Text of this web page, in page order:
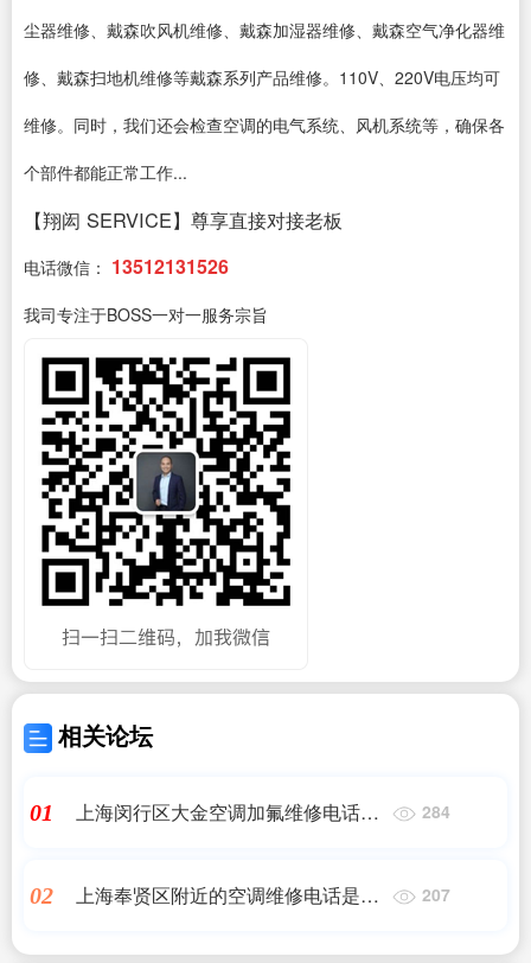
尘器维修、戴森吹风机维修、戴森加湿器维修、戴森空气净化器维
修、戴森扫地机维修等戴森系列产品维修。110V、220V电压均可
维修。同时，我们还会检查空调的电气系统、风机系统等，确保各
个部件都能正常工作...
【翔闳 SERVICE】尊享直接对接老板
电话微信： 13512131526
我司专注于BOSS一对一服务宗旨
相关论坛
01
上海闵行区大金空调加氟维修电话是
284
02
上海奉贤区附近的空调维修电话是多
区家电维修点电话
207